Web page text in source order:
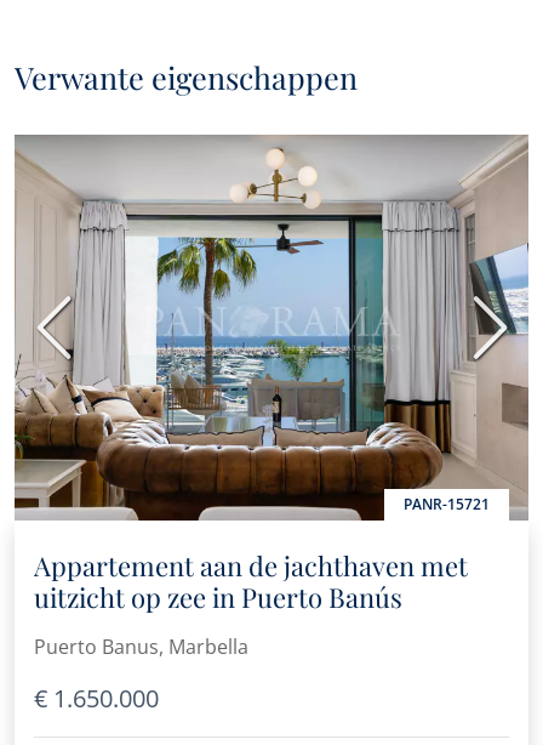
Verwante eigenschappen
PANR-15721
Vorige
Appartement aan de jachthaven met
uitzicht op zee in Puerto Banús
Puerto Banus, Marbella
€ 1.650.000